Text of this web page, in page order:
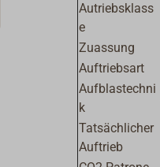
Autriebsklass
e
Zuassung
Auftriebsart
Aufblastechni
k
Tatsächlicher
Auftrieb